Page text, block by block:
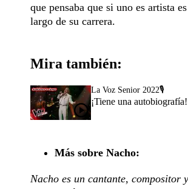
que pensaba que si uno es artista
largo de su carrera.
Mira también:
La Voz Senior 2022🎙️
¡Tiene una
Más sobre Nacho:
Nacho es un cantante, compositor